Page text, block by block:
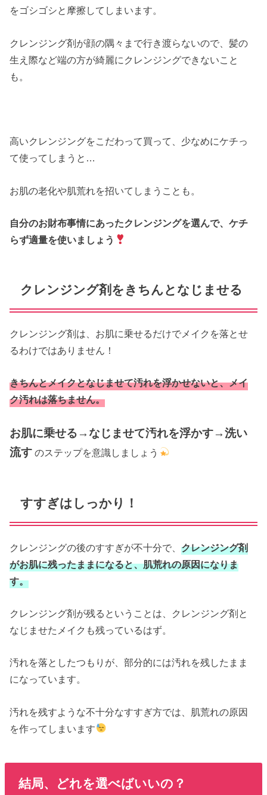
をゴシゴシと摩擦してしまいます。
クレンジング剤が顔の隅々まで行き渡らないので、髪の
生え際など端の方が綺麗にクレンジングできないこと
も。
高いクレンジングをこだわって買って、少なめにケチっ
て使ってしまうと…
お肌の老化や肌荒れを招いてしまうことも。
自分のお財布事情にあったクレンジングを選んで、ケチ
らず適量を使いましょう
クレンジング剤をきちんとなじませる
クレンジング剤は、お肌に乗せるだけでメイクを落とせ
るわけではありません！
きちんとメイクとなじませて汚れを浮かせないと、メイ
ク汚れは落ちません。
お肌に乗せる→なじませて汚れを浮かす→洗い
流す のステップを意識しましょう
すすぎはしっかり！
クレンジングの後のすすぎが不十分で、クレンジング剤
がお肌に残ったままになると、肌荒れの原因になりま
す。
クレンジング剤が残るということは、クレンジング剤と
なじませたメイクも残っているはず。
汚れを落としたつもりが、部分的には汚れを残したまま
になっています。
汚れを残すような不十分なすすぎ方では、肌荒れの原因
を作ってしまいます
結局、どれを選べばいいの？